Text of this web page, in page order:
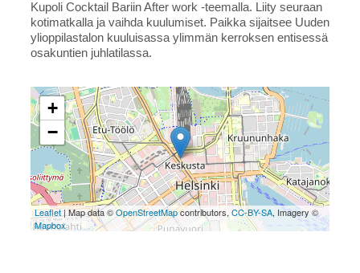
Kupoli Cocktail Bariin After work -teemalla. Liity seuraan
kotimatkalla ja vaihda kuulumiset. Paikka sijaitsee Uuden
ylioppilastalon kuuluisassa ylimmän kerroksen entisessä
osakuntien juhlatilassa.
+
−
Leaflet| Map data ©OpenStreetMapcontributors,CC-BY-SA, Imagery ©
Mapbox